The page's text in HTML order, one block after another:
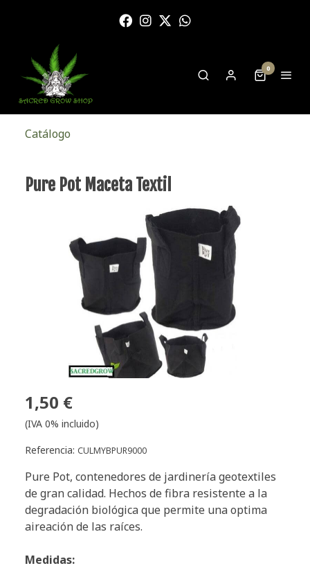
0
Catálogo
Pure Pot Maceta Textil
1,50 €
(IVA 0% incluido)
Referencia: CULMYBPUR9000
Pure Pot, contenedores de jardinería geotextiles
de gran calidad. Hechos de fibra resistente a la
degradación biológica que permite una optima
aireación de las raíces.
Medidas: